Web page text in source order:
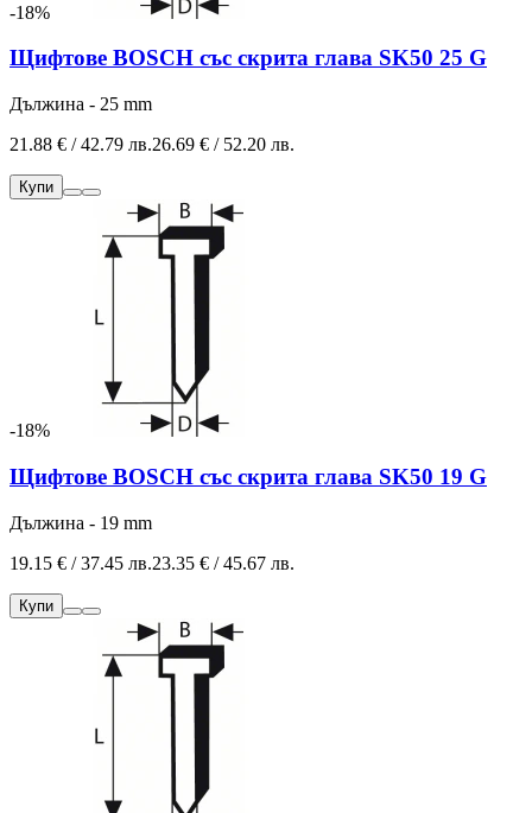
-18%
Щифтове BOSCH със скрита глава SK50 25 G
Дължина - 25 mm
21.88 € / 42.79 лв.26.69 € / 52.20 лв.
Купи
-18%
Щифтове BOSCH със скрита глава SK50 19 G
Дължина - 19 mm
19.15 € / 37.45 лв.23.35 € / 45.67 лв.
Купи